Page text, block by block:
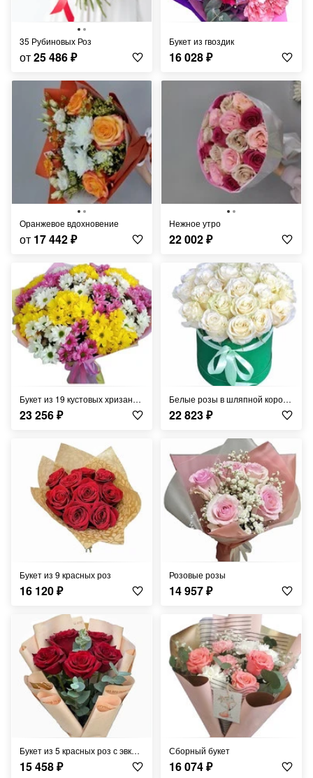
35 Рубиновых Роз
от25 486₽
Букет из гвоздик
16 028₽
оранжевое вдохновение
от 17 442₽
нежное утро
22 002₽
Букет из 19 кустовых хризантем
23 256₽
Белые розы в шляпной коробке
22 823₽
Букет из 9 красных роз
16 120₽
Розовые розы
14 957₽
Букет из 5 красных роз с эвкалиптом
15 458₽
Сборный букет
16 074₽